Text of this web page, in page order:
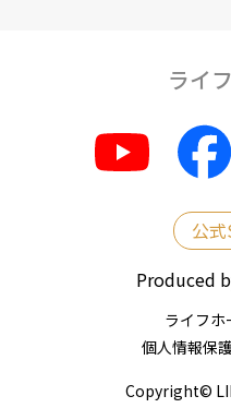
ライ
公
Produced
ライフホ
個人情報保
Copyright©